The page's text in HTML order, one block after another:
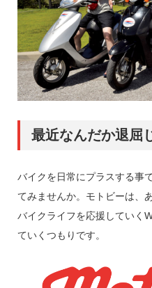
最近なんだか退屈
バイクを日常にプラスする事
てみませんか。モトビーは、
バイクライフを応援していく
ていくつもりです。